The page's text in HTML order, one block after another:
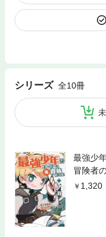
シリーズ 全10冊
最強少
冒険者
1,320